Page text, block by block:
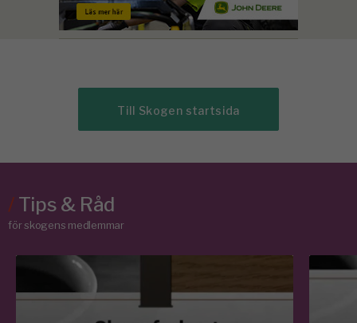
Till Skogen startsida
/Tips & Råd
för skogens medlemmar